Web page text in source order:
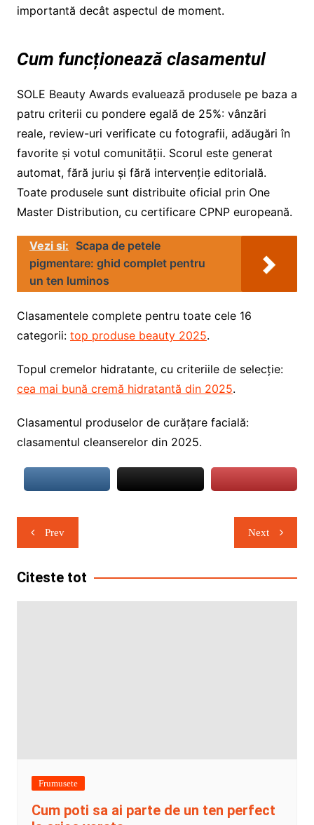
importantă decât aspectul de moment.
Cum funcționează clasamentul
SOLE Beauty Awards evaluează produsele pe baza a
patru criterii cu pondere egală de 25%: vânzări
reale, review-uri verificate cu fotografii, adăugări în
favorite și votul comunității. Scorul este generat
automat, fără juriu și fără intervenție editorială.
Toate produsele sunt distribuite oficial prin One
Master Distribution, cu certificare CPNP europeană.
Vezi si: Scapa de petele
pigmentare: ghid complet pentru
un ten luminos
Clasamentele complete pentru toate cele 16
categorii: top produse beauty 2025.
Topul cremelor hidratante, cu criteriile de selecție:
cea mai bună cremă hidratantă din 2025.
Clasamentul produselor de curățare facială:
clasamentul cleanserelor din 2025.
Navigare
în
articole
Prev Next
Citeste tot
Frumusete
Cum poti sa ai parte de un ten perfect